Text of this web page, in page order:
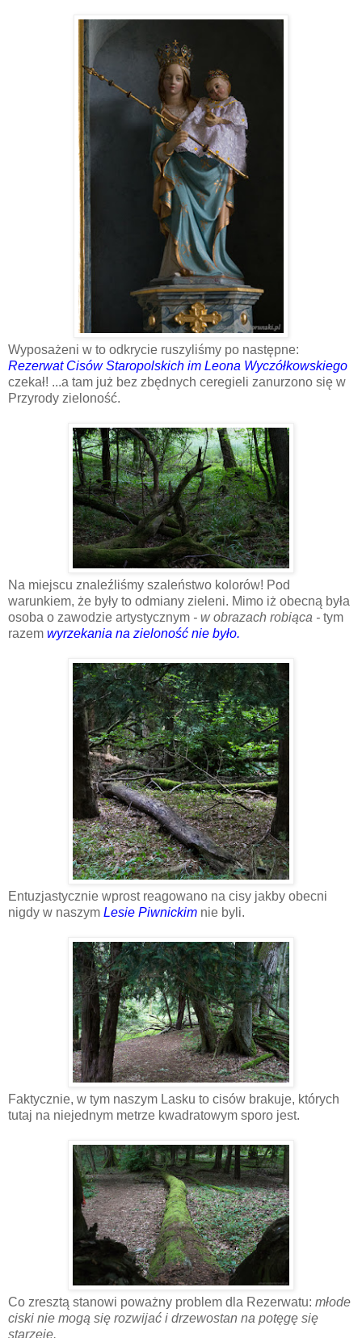
Wyposażeni w to odkrycie ruszyliśmy po następne:
Rezerwat CisówStaropolskich im Leona Wyczółkowskiego
czekał! ...a tam już bez zbędnych ceregieli zanurzono się w
Przyrody zieloność.
Na miejscu znaleźliśmy szaleństwo kolorów! Pod
warunkiem, że były to odmiany zieleni. Mimo iż obecną była
osoba o zawodzie artystycznym - w obrazach robiąca - tym
razem wyrzekania na zieloność nie było.
Entuzjastycznie wprost reagowano na cisy jakby obecni
nigdy w naszym Lesie Piwnickim nie byli.
Faktycznie, w tym naszym Lasku to cisów brakuje, których
tutaj na niejednym metrze kwadratowym sporo jest.
Co zresztą stanowi poważny problem dla Rezerwatu: młode
ciski nie mogą się rozwijać i drzewostan na potęgę się
starzeje.